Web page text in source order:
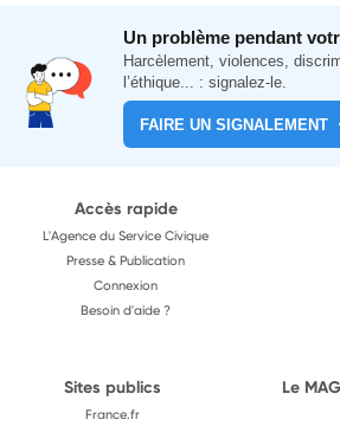
Un problème pendant
Harcèlement, violences,
l’éthique... : signalez-le.
FAIRE UN SIGNALEMENT
Accès rapide
L'Agence du Service Civique
Presse & Publication
Connexion
Besoin d'aide ?
Sites publics
France.fr
Le